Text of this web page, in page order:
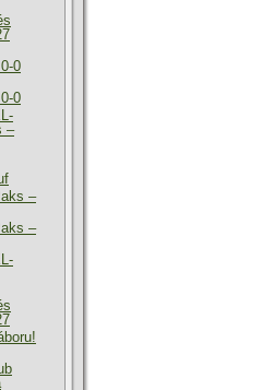
0
0
–
–
–